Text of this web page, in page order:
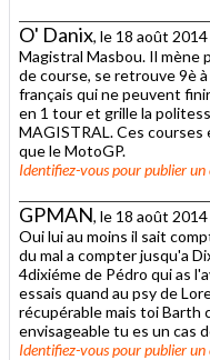
O' Danix, le 18 août
Magistral Masbou. Il
de course, se retrouve 9è
français qui ne peuvent
en 1 tour et grille la
MAGISTRAL. Ces
que le MotoGP.
Identifiez-vouspour publier un
GPMAN, le 18 août
Oui lui au moins il sait
du mal a compter jusqu'a
4dixiéme de Pédro qui as
essais quand au psy de
récupérable mais toi Barth
envisageable tu es un cas
Identifiez-vouspour publier un